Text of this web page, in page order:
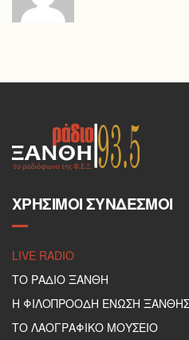
ΧΡΉΣΙΜΟΙ ΣΎΝΔΕΣΜΟΙ
LIVE RADIO
ΤΟ ΡΑΔΙΟ ΞΑΝΘΗ
Η ΦΙΛΟΠΡΟΟΔΗ ΕΝΩΣΗ ΞΑΝΘΗΣ
ΤΟ ΛΑΟΓΡΑΦΙΚΟ ΜΟΥΣΕΙΟ